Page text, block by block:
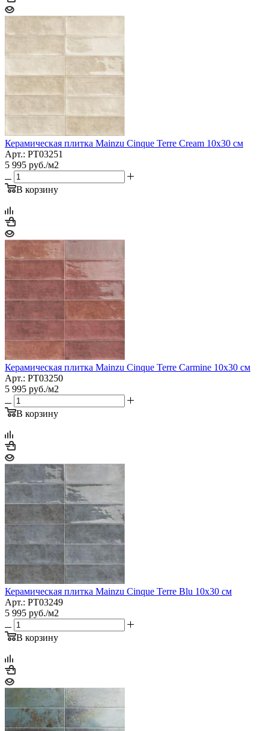
Керамическая плитка Mainzu Cinque Terre Cream 10x30 см
Арт.: PT03251
5 995 руб./м2
В корзину
Керамическая плитка Mainzu Cinque Terre Carmine 10x30 см
Арт.: PT03250
5 995 руб./м2
В корзину
Керамическая плитка Mainzu Cinque Terre Blu 10x30 см
Арт.: PT03249
5 995 руб./м2
В корзину